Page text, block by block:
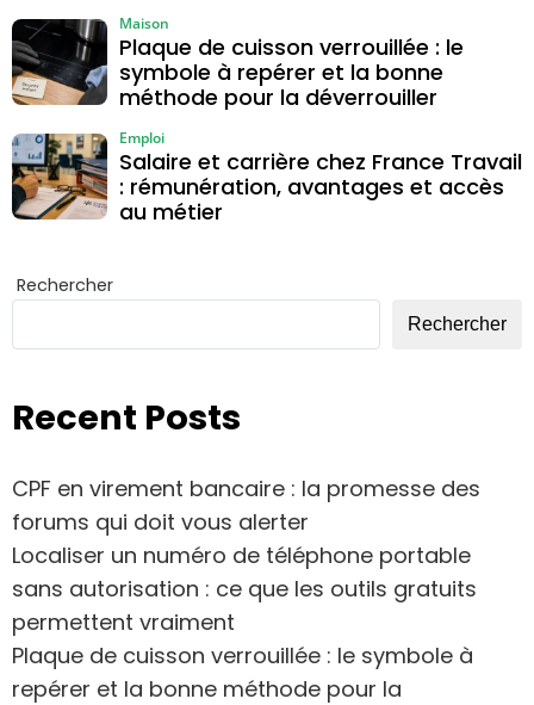
Plaque de cuisson verrouillée : le
symbole à repérer et la bonne
méthode pour la déverrouiller
Maison
Salaire et carrière chez France Travail
: rémunération, avantages et accès
au métier
Emploi
Rechercher
Rechercher
Recent Posts
CPF en virement bancaire : la promesse des
forums qui doit vous alerter
Localiser un numéro de téléphone portable
sans autorisation : ce que les outils gratuits
permettent vraiment
Plaque de cuisson verrouillée : le symbole à
repérer et la bonne méthode pour la